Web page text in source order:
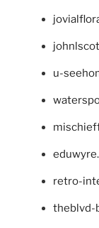
u-
retro-
theblvd-